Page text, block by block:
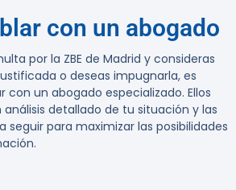
con un abogado
por la ZBE de Madrid y consideras
o deseas impugnarla, es
un abogado especializado. Ellos
detallado de tu situación y las
seguir para maximizar las posibilidades